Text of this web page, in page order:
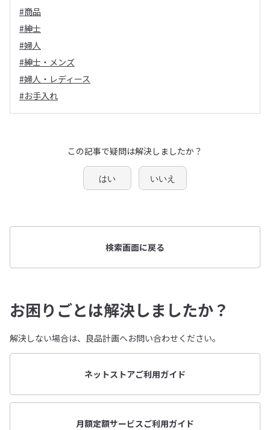
#商品
#紳士
#婦人
#紳士・メンズ
#婦人・レディース
#お手入れ
この記事で疑問は解決しましたか？
はい いいえ
検索画面に戻る
お困りごとは解決しましたか？
解決しない場合は、良品計画へお問い合わせください。
ネットストアご利用ガイド
月額定額サービスご利用ガイド